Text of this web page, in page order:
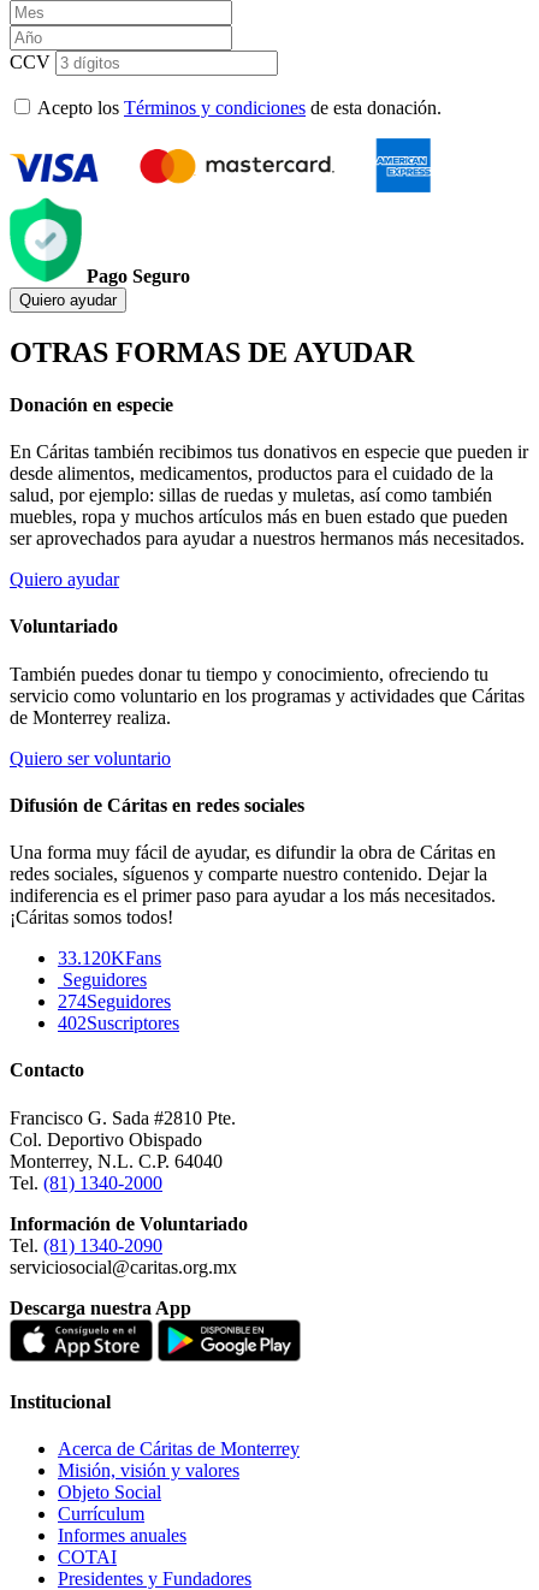
CCV
Acepto los Términos y condiciones de esta donación.
Pago Seguro
Quiero ayudar
OTRAS FORMAS DE AYUDAR
Donación en especie
En Cáritas también recibimos tus donativos en especie que pueden ir
desde alimentos, medicamentos, productos para el cuidado de la
salud, por ejemplo: sillas de ruedas y muletas, así como también
muebles, ropa y muchos artículos más en buen estado que pueden
ser aprovechados para ayudar a nuestros hermanos más necesitados.
Quiero ayudar
Voluntariado
También puedes donar tu tiempo y conocimiento, ofreciendo tu
servicio como voluntario en los programas y actividades que Cáritas
de Monterrey realiza.
Quiero ser voluntario
Difusión de Cáritas en redes sociales
Una forma muy fácil de ayudar, es difundir la obra de Cáritas en
redes sociales, síguenos y comparte nuestro contenido. Dejar la
indiferencia es el primer paso para ayudar a los más necesitados.
¡Cáritas somos todos!
33.120KFans
Seguidores
274Seguidores
402Suscriptores
Contacto
Francisco G. Sada #2810 Pte.
Col. Deportivo Obispado
Monterrey, N.L. C.P. 64040
Tel. (81) 1340-2000
Información de Voluntariado
Tel. (81) 1340-2090
serviciosocial@caritas.org.mx
Descarga nuestra App
Institucional
Acerca de Cáritas de Monterrey
Misión, visión y valores
Objeto Social
Currículum
Informes anuales
COTAI
Presidentes y Fundadores